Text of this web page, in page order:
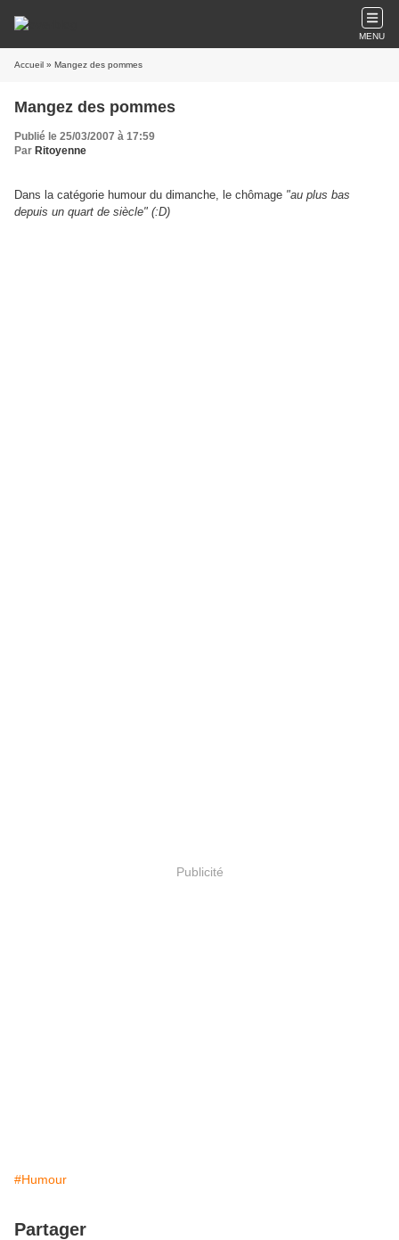
MENU
Accueil » Mangez des pommes
Mangez des pommes
Publié le 25/03/2007 à 17:59
Par Ritoyenne
Dans la catégorie humour du dimanche, le chômage "au plus bas
depuis un quart de siècle" (:D)
Publicité
#Humour
Partager